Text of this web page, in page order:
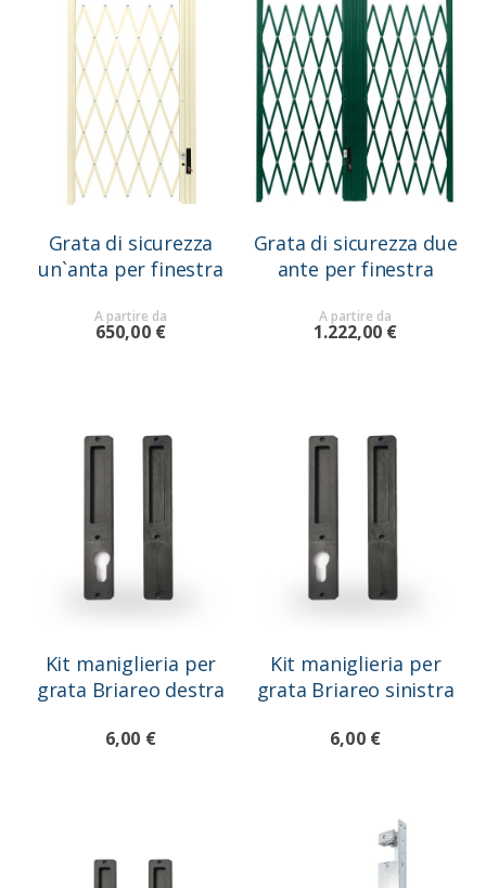
Grata di sicurezza
un`anta per finestra
A partire da
650,00 €
Grata di sicurezza due
ante per finestra
A partire da
1.222,00 €
Kit maniglieria per
grata Briareo destra
6,00 €
Kit maniglieria per
grata Briareo sinistra
6,00 €